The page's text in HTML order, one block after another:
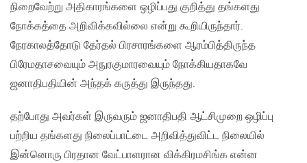
நிறைவேற்று அதிகாரங்களை ஒழிப்பது குறித்து தங்களது
நோக்கத்தை அறிவிக்கவில்லை என்று கூறியிருந்தார்.
நேரகாலத்தோடு தேர்தல் பிரசாரங்களை ஆரம்பித்திருந்த
பிரேமதாசவையும் அநுரகுமாரவையும் நோக்கியதாகவே
ஜனாதிபதியின் அந்தக் கருத்து இருந்தது.
தற்போது அவர்கள் இருவரும் ஜனாதிபதி ஆட்சிமுறை ஒழிப்பு
பற்றிய தங்களது நிலைப்பாட்டை அறிவித்துவிட்ட நிலையில்
இன்னொரு பிரதான வேட்பாளரான விக்கிரமசிங்க என்ன